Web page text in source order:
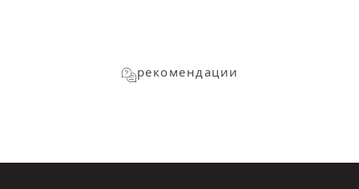
рекомендации